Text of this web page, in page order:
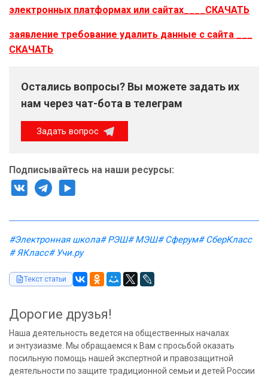
электронных платформах или сайтах____СКАЧАТЬ
заявление требование удалить данные с сайта ___
СКАЧАТЬ
Остались вопросы? Вы можете задать их
нам через чат-бота в телеграм
Задать вопрос
Подписывайтесь на наши ресурсы:
#Электронная школа# РЭШ# МЭШ# Сферум# СберКласс
# ЯКласс# Учи.ру
Текст статьи
Дорогие друзья!
Наша деятельность ведется на общественных началах
и энтузиазме. Мы обращаемся к Вам с просьбой оказать
посильную помощь нашей экспертной и правозащитной
деятельности по защите традиционной семьи и детей России